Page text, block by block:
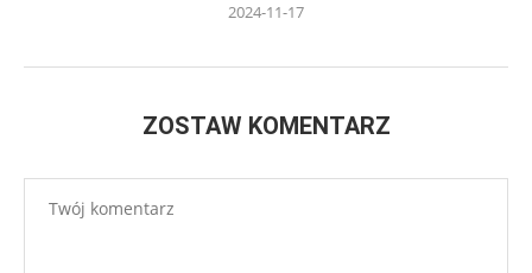
2024-11-17
ZOSTAW KOMENTARZ